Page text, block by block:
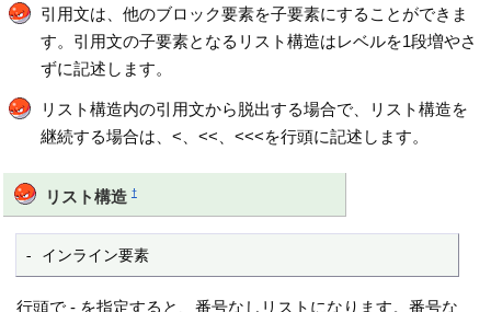
引用文は、他のブロック要素を子要素にすることができま
す。引用文の子要素となるリスト構造はレベルを1段増やさ
ずに記述します。
リスト構造内の引用文から脱出する場合で、リスト構造を
継続する場合は、<、<<、<<<を行頭に記述します。
リスト構造 †
- インライン要素
行頭で - を指定すると、番号なしリストになります。番号な